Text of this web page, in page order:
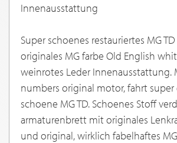
Innenausstattung
Super schoenes restauriertes MG
originales MG farbe Old English
weinrotes Leder Innenausstattung.
numbers original motor, fahrt super
schoene MG TD. Schoenes Stoff
armaturenbrett mit originales
und original, wirklich fabelhaftes